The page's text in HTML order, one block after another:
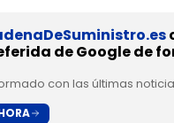
de Google de
con las últimas